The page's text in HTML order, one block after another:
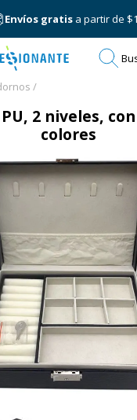
Envíos gratisa partir de
/
2 niveles,
colores